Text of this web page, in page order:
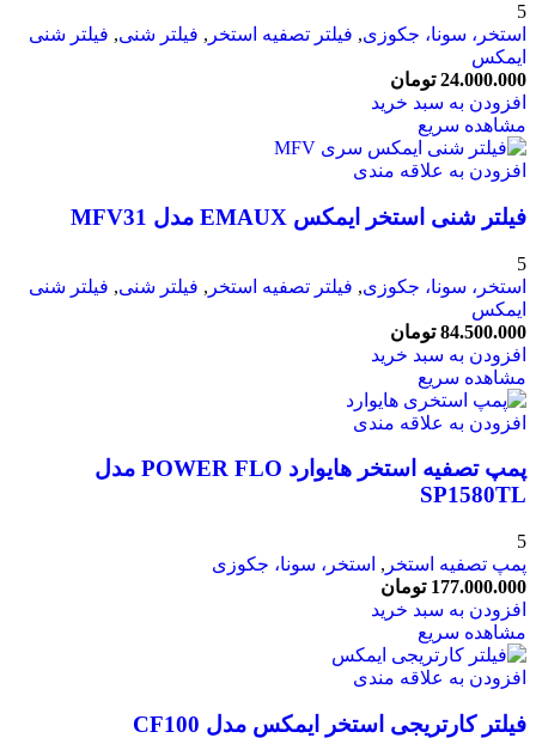
5
استخر، سونا، جکوزی, فیلتر تصفیه استخر , فیلتر شنی, فیلتر شنی
ایمکس
24.000.000 تومان
افزودن به سبد خرید
مشاهده سریع
افزودن به علاقه مندی
فیلتر شنی استخر ایمکس EMAUX مدل MFV31
5
استخر، سونا، جکوزی, فیلتر تصفیه استخر , فیلتر شنی, فیلتر شنی
ایمکس
84.500.000 تومان
افزودن به سبد خرید
مشاهده سریع
افزودن به علاقه مندی
پمپ تصفیه استخر هایوارد POWER FLO مدل
SP1580TL
5
پمپ تصفیه استخر , استخر، سونا، جکوزی
177.000.000 تومان
افزودن به سبد خرید
مشاهده سریع
افزودن به علاقه مندی
فیلتر کارتریجی استخر ایمکس مدل CF100